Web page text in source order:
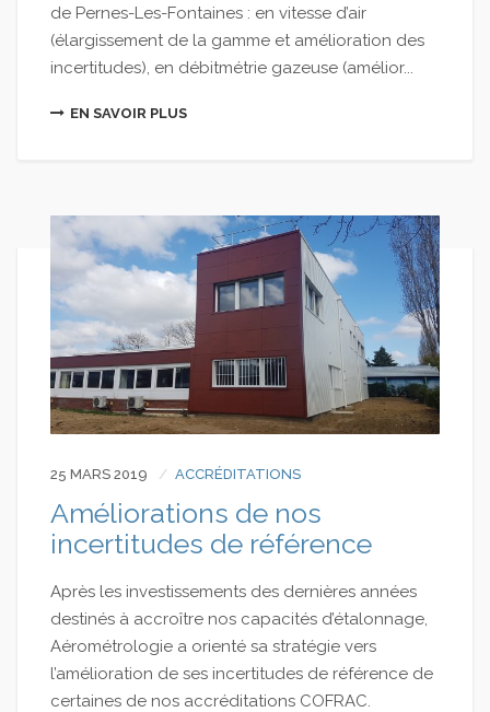
de Pernes-Les-Fontaines : en vitesse d’air
(élargissement de la gamme et amélioration des
incertitudes), en débitmétrie gazeuse (amélior...
EN SAVOIR PLUS
25 MARS 2019 ACCRÉDITATIONS
Améliorations de nos
incertitudes de référence
Après les investissements des dernières années
destinés à accroître nos capacités d’étalonnage,
Aérométrologie a orienté sa stratégie vers
l’amélioration de ses incertitudes de référence de
certaines de nos accréditations COFRAC.